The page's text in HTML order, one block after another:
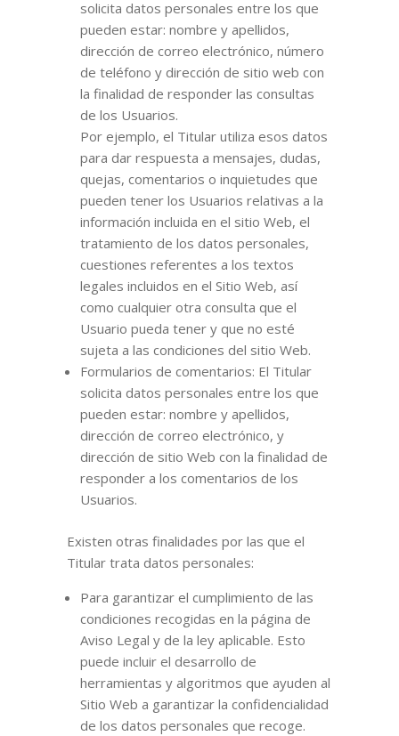
solicita datos personales entre los que
pueden estar: nombre y apellidos,
dirección de correo electrónico, número
de teléfono y dirección de sitio web con
la finalidad de responder las consultas
de los Usuarios.
Por ejemplo, el Titular utiliza esos datos
para dar respuesta a mensajes, dudas,
quejas, comentarios o inquietudes que
pueden tener los Usuarios relativas a la
información incluida en el sitio Web, el
tratamiento de los datos personales,
cuestiones referentes a los textos
legales incluidos en el Sitio Web, así
como cualquier otra consulta que el
Usuario pueda tener y que no esté
sujeta a las condiciones del sitio Web.
Formularios de comentarios: El Titular
solicita datos personales entre los que
pueden estar: nombre y apellidos,
dirección de correo electrónico, y
dirección de sitio Web con la finalidad de
responder a los comentarios de los
Usuarios.
Existen otras finalidades por las que el
Titular trata datos personales:
Para garantizar el cumplimiento de las
condiciones recogidas en la página de
Aviso Legal y de la ley aplicable. Esto
puede incluir el desarrollo de
herramientas y algoritmos que ayuden al
Sitio Web a garantizar la confidencialidad
de los datos personales que recoge.